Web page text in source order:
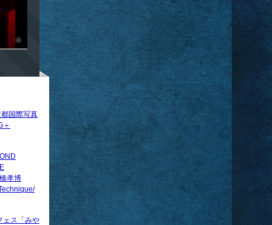
国際写真
＋
孝博
ェス「みや